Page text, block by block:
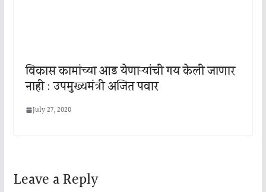
विकास कामांच्या आड येणाऱ्यांची गय केली जाणार
नाही : उपमुख्यमंत्री अजित पवार
July 27, 2020
Leave a Reply